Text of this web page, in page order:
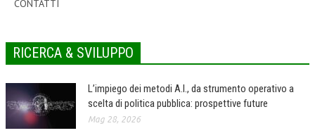
COMITATO EDITORIALE
PEER REVIEW
CODICE ETICO
CONTATTI
RICERCA & SVILUPPO
L’impiego dei metodi A.I., da strumento operativo a
scelta di politica pubblica: prospettive future
Mag 28, 2026